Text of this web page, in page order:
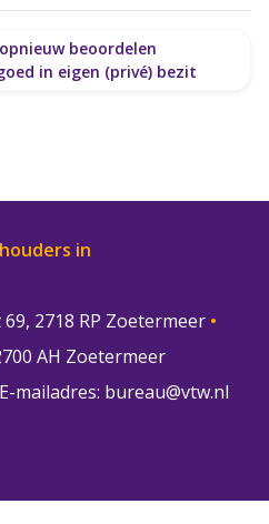
beoordelen
in eigen (privé) bezit
in
2718 RP Zoetermeer •
AH Zoetermeer
E-mailadres: bureau@vtw.nl